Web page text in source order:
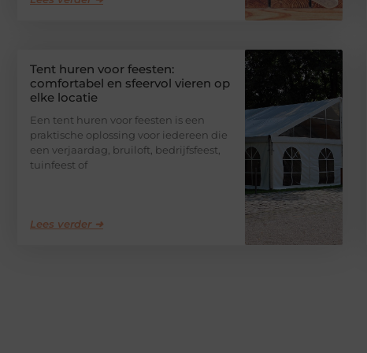
Tent huren voor feesten:
comfortabel en sfeervol vieren op
elke locatie
Een tent huren voor feesten is een
praktische oplossing voor iedereen die
een verjaardag, bruiloft, bedrijfsfeest,
tuinfeest of
Lees verder ➜